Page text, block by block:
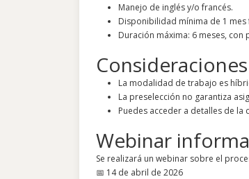
Manejo de inglés y/o francés.
Disponibilidad mínima de 1 mes
Duración máxima: 6 meses,
La modalidad de trabajo es
La preselección no garantiza
Puedes acceder a detalles de
Webinar
Se realizará un webinar sobre el
📅 14 de abril de 2026